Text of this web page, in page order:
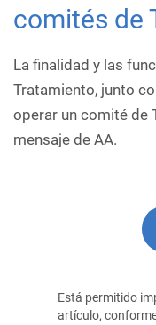
comités de
La finalidad y las
Tratamiento, junto
operar un comité de
mensaje de AA.
Está permitido
artículo,